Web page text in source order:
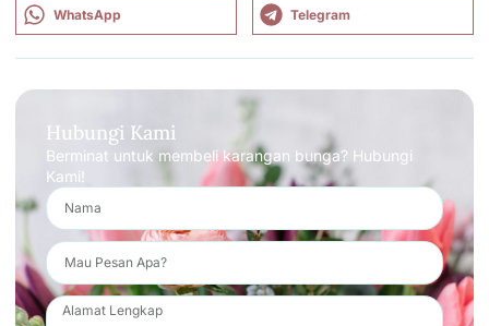
Hubungi Kami
Berminat untuk membeli karangan bunga? Hubungi
Kami!
WhatsApp Telegram